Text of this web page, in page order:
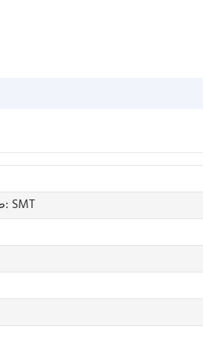
طرق تركيب لوحة الدوائر المطبوعة: SMT